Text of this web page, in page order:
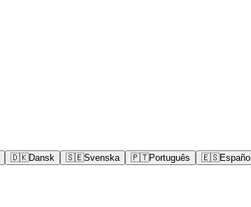
🇩🇰Dansk 🇸🇪Svenska 🇵🇹Português 🇪🇸Español